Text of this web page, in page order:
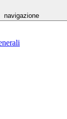
navigazione